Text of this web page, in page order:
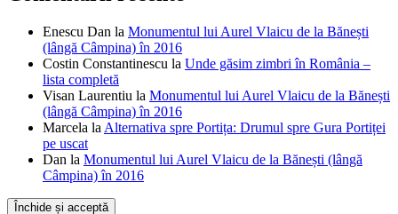
Enescu Dan la Monumentul lui Aurel Vlaicu de la Bănești
(lângă Câmpina) în 2016
Costin Constantinescu la Unde găsim zimbri în România –
lista completă
Visan Laurentiu la Monumentul lui Aurel Vlaicu de la Bănești
(lângă Câmpina) în 2016
Marcela la Alternativa spre Portița: Drumul spre Gura Portiței
pe uscat
Dan la Monumentul lui Aurel Vlaicu de la Bănești (lângă
Câmpina) în 2016